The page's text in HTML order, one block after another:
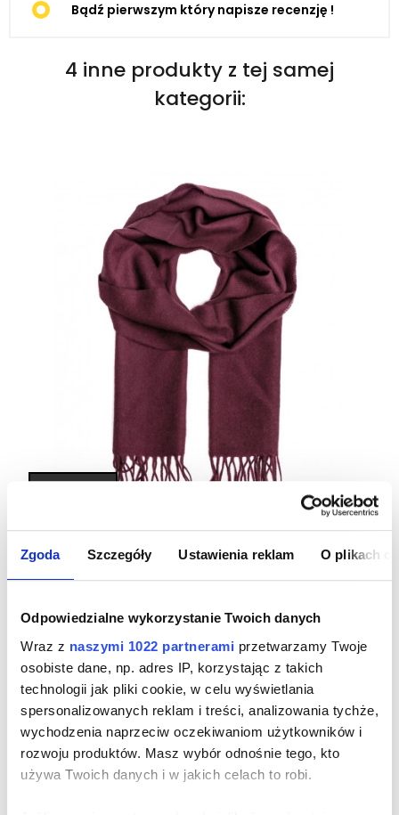
Zgoda Szczegóły Ustawienia reklam O plikach
Odpowiedzialne wykorzystanie Twoich danych
Wraz z naszymi 1022 partnerami przetwarzamy Twoje
osobiste dane, np. adres IP, korzystając z takich
technologii jak pliki cookie, w celu wyświetlania
spersonalizowanych reklam i treści, analizowania tychże,
wychodzenia naprzeciw oczekiwaniom użytkowników i
rozwoju produktów. Masz wybór odnośnie tego, kto
używa Twoich danych i w jakich celach to robi.
Bądź pierwszym który napisze recenzję !
4 inne produkty z tej samej
kategorii:
BESTSELLER
SZAL MĘSKI Z WEŁNY JAGNIĘCEJ
BORDOWY
299,00 zł